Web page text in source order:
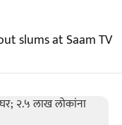
slums at Saam TV